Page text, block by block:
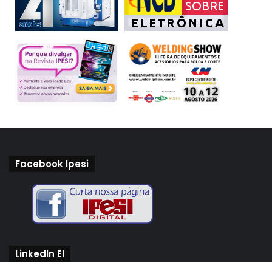
Facebook Ipesi
LinkedIn EI